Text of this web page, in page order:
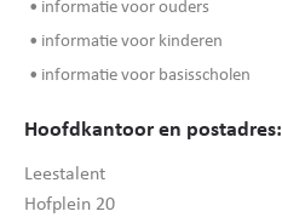
• informatie voor ouders
• informatie voor kinderen
• informatie voor basisscholen
Hoofdkantoor en postadres:
Leestalent
Hofplein 20